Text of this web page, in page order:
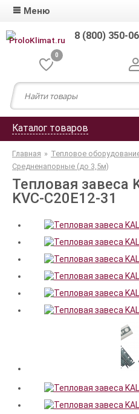
Меню
8 (800) 350-
0
Каталог товаров
Главная » Тепловое
Средненапорные (до 3,5м)
Тепловая завеса
KVС-C20E12-31